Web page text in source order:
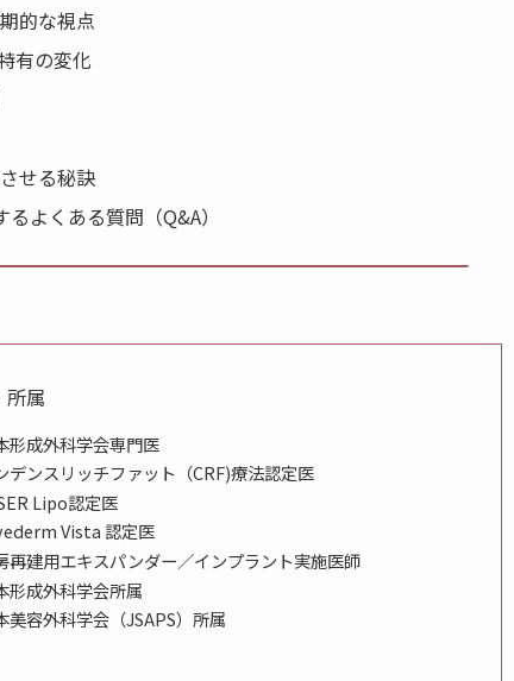
的な視点
有の変化
せる秘訣
よくある質問（Q&A）
所属
形成外科学会専門医
デンスリッチファット（CRF)療法認定医
Lipo認定医
Vista 認定医
再建用エキスパンダー／インプラント実施医師
形成外科学会所属
美容外科学会（JSAPS）所属